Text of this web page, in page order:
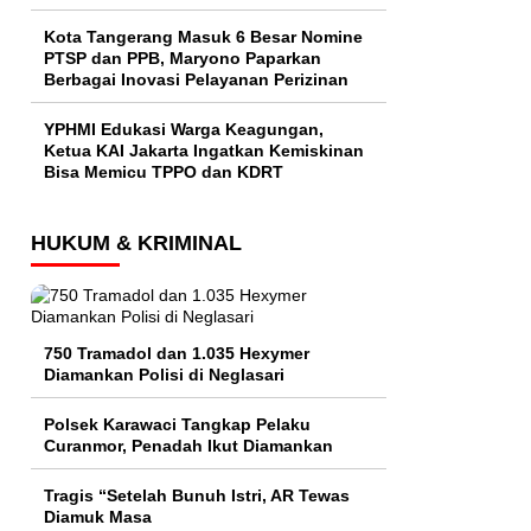
Kota Tangerang Masuk 6 Besar Nomine
PTSP dan PPB, Maryono Paparkan
Berbagai Inovasi Pelayanan Perizinan
YPHMI Edukasi Warga Keagungan,
Ketua KAI Jakarta Ingatkan Kemiskinan
Bisa Memicu TPPO dan KDRT
HUKUM & KRIMINAL
750 Tramadol dan 1.035 Hexymer
Diamankan Polisi di Neglasari
Polsek Karawaci Tangkap Pelaku
Curanmor, Penadah Ikut Diamankan
Tragis “Setelah Bunuh Istri, AR Tewas
Diamuk Masa